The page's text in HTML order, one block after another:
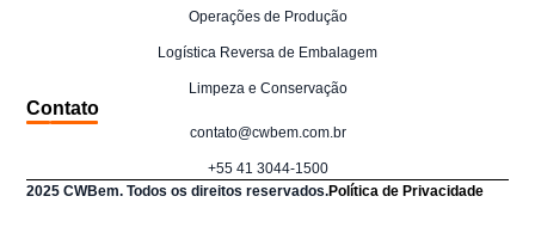
Operações de Produção
Logística Reversa de Embalagem
Limpeza e Conservação
Contato
contato@cwbem.com.br
+55 41 3044-1500
2025 CWBem. Todos os direitos reservados.Política de Privacidade